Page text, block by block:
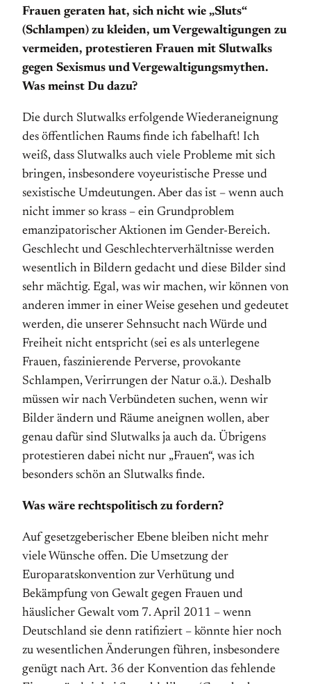
Frauen geraten hat, sich nicht wie „Sluts“
(Schlampen) zu kleiden, um Vergewaltigungen zu
vermeiden, protestieren Frauen mit Slutwalks
gegen Sexismus und Vergewaltigungsmythen.
Was meinst Du dazu?
Die durch Slutwalks erfolgende Wiederaneignung
des öffentlichen Raums finde ich fabelhaft! Ich
weiß, dass Slutwalks auch viele Probleme mit sich
bringen, ins­besondere voyeuristische Presse und
sexistische Umdeutungen. Aber das ist – wenn auch
nicht immer so krass – ein Grund­problem
emanzipatorischer Aktionen im Gender-Bereich.
Geschlecht und Geschlechter­verhältnisse werden
wesentlich in Bildern gedacht und diese Bilder sind
sehr mächtig. Egal, was wir machen, wir können von
anderen immer in einer Weise gesehen und gedeutet
werden, die unserer Sehnsucht nach Würde und
Freiheit nicht entspricht (sei es als unterlegene
Frauen, faszinierende Perverse, provokante
Schlampen, Verirrungen der Natur o.ä.). Deshalb
müssen wir nach Verbündeten suchen, wenn wir
Bilder ändern und Räume an­eig­nen wollen, aber
genau dafür sind Slutwalks ja auch da. Übrigens
protestieren dabei nicht nur „Frauen“, was ich
besonders schön an Slutwalks finde.
Was wäre rechtspolitisch zu fordern?
Auf gesetzgeberischer Ebene bleiben nicht mehr
viele Wünsche offen. Die Um­setzung der
Europarats­kon­vention zur Verhütung und
Bekämpfung von Gewalt gegen Frauen und
häuslicher Gewalt vom 7. April 2011 – wenn
Deutschland sie denn ratifiziert – könnte hier noch
zu wesentlichen Änderungen führen, insbesondere
genügt nach Art. 36 der Kon­vention das fehlende